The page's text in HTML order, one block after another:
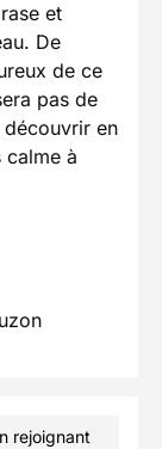
et
De
de ce
pas de
en
à
rejoignant